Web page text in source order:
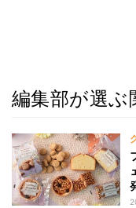
編集部が選ぶ